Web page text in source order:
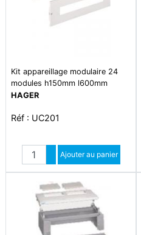
Kit appareillage modulaire 24
modules h150mm l600mm
HAGER
Réf : UC201
Quantité
Augmenter quantité
Diminuer quantité
Ajouter au panier